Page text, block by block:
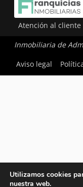
Atención al cliente
Inmobiliaria de
Aviso legal
Utilizamos cookies
nuestra web.